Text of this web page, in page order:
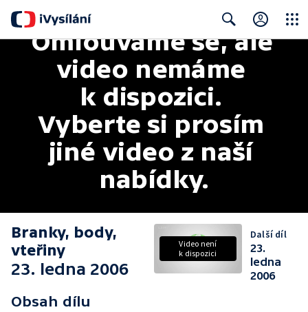
Search
Omlouváme se, ale
video nemáme
k dispozici.
Vyberte si prosím
jiné video z naší
nabídky.
Branky, body,
vteřiny
23. ledna 2006
Obsah dílu
Video není
k dispozici
Další díl
23.
ledna
2006